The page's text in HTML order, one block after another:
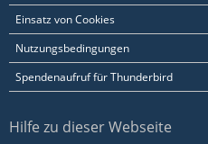
Einsatz von Cookies
Nutzungsbedingungen
Spendenaufruf für Thunderbird
Hilfe zu dieser Webseite